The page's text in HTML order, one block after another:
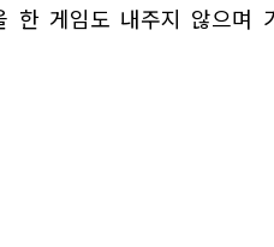
한 게임도 내주지 않으며